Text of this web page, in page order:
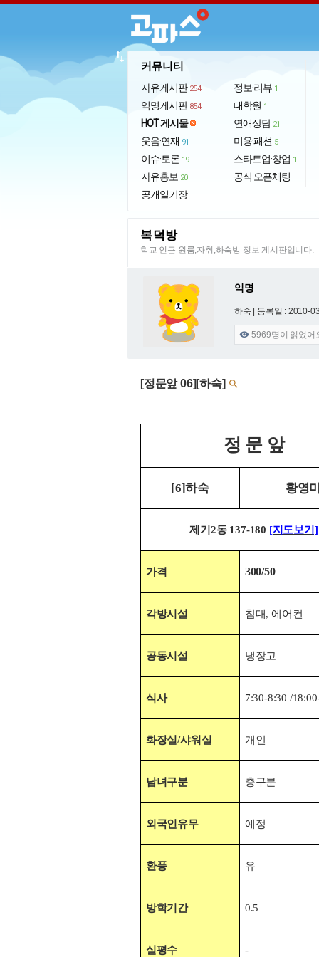
커뮤니티
자유게시판 254
익명게시판 854
HOT 게시물
웃음·연재 91
이슈·토론 19
자유홍보 20
공개일기장
정보·리뷰 1
대학원 1
연애상담 21
미용·패션 5
스타트업·창업 1
공식 오픈채팅
import_export
복덕방
학교 인근 원룸,자취,하숙방 정보 게시판입니다.
익명
하숙 | 등록일 : 2010-
 5969명이 읽었어
[정문앞 06][하숙] 
정 문 앞
[6]하숙 황영미
제기2동 137-180 [지도보기]
가격 300/50
각방시설 침대, 에어컨
공동시설 냉장고
식사 7:30-8:30 /
화장실/샤워실 개인
남녀구분 층구분
외국인유무 예정
환풍 유
방학기간 0.5
실평수 -